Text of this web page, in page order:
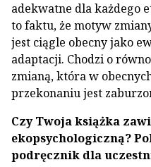
adekwatne dla każdego
to faktu, że motyw
jest ciągle obecny jako
adaptacji. Chodzi o
zmianą, która w
przekonaniu jest
Czy Twoja książka
ekopsychologiczną?
podręcznik dla